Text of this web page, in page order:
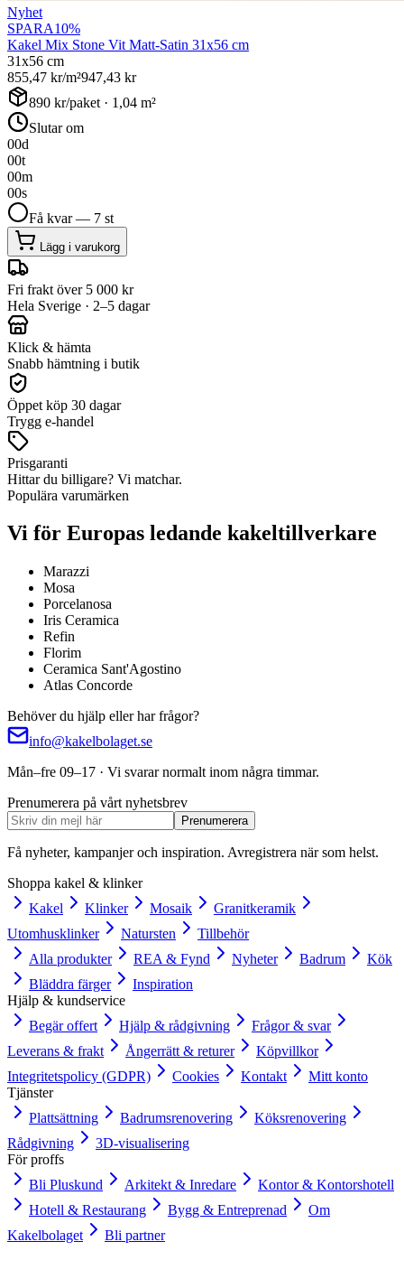
Nyhet
SPARA10%
Kakel Mix Stone Vit Matt-Satin 31x56 cm
31x56 cm
855,47 kr/m²947,43 kr
890 kr/paket · 1,04 m²
Slutar om
00d
00t
00m
00s
Få kvar — 7 st
Lägg i varukorg
Fri frakt över 5 000 kr
Hela Sverige · 2–5 dagar
Klick & hämta
Snabb hämtning i butik
Öppet köp 30 dagar
Trygg e-handel
Prisgaranti
Hittar du billigare? Vi matchar.
Populära varumärken
Vi för Europas ledande kakeltillverkare
Marazzi
Mosa
Porcelanosa
Iris Ceramica
Refin
Florim
Ceramica Sant'Agostino
Atlas Concorde
Behöver du hjälp eller har frågor?
info@kakelbolaget.se
Mån–fre 09–17 · Vi svarar normalt inom några timmar.
Prenumerera på vårt nyhetsbrev
Prenumerera
Få nyheter, kampanjer och inspiration. Avregistrera när som helst.
Shoppa kakel & klinker
Kakel
Klinker Mosaik
Granitkeramik
Utomhusklinker
Natursten
Tillbehör
Alla produkter
REA & Fynd Nyheter Badrum
Kök
Bläddra färger
Inspiration
Hjälp & kundservice
Begär offert
Hjälp & rådgivning
Frågor & svar
Leverans & frakt
Ångerrätt & returer
Köpvillkor
Integritetspolicy (GDPR)
Cookies Kontakt
Mitt konto
Tjänster
Plattsättning
Badrumsrenovering
Köksrenovering
Rådgivning
3D-visualisering
För proffs
Bli Pluskund
Arkitekt & Inredare
Kontor & Kontorshotell
Hotell & Restaurang
Bygg & Entreprenad
Om
Kakelbolaget
Bli partner